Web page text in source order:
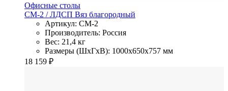
Офисные столы
СМ-2 / ЛДСП Вяз благородный
Артикул: СМ-2
Производитель: Россия
Вес: 21,4 кг
Размеры (ШхГхВ): 1000x650x757 мм
18 159 ₽